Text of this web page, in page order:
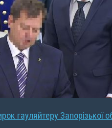
гауляйтеру Запорізької